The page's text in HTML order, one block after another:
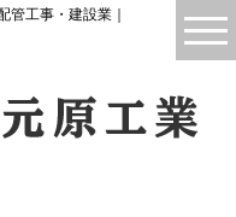
管工事・建設業｜